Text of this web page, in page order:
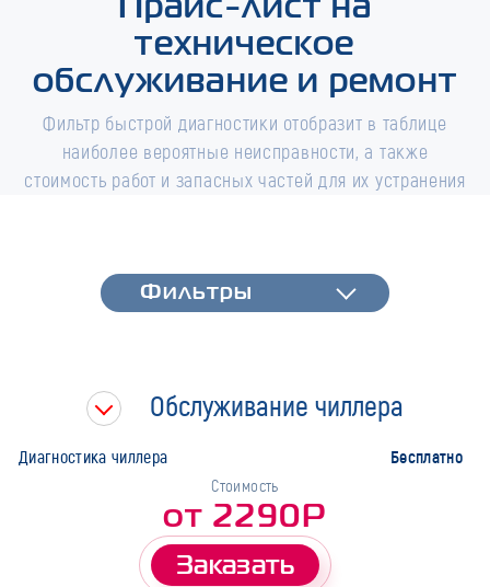
техническое
обслуживание и ремонт
Фильтр быстрой диагностики отобразит в таблице
наиболее вероятные неисправности, а также
стоимость работ и запасных частей для их устранения
Фильтры
Марка
Фильтры
Обслуживание чиллера
Диагностика чиллера Бесплатно
Стоимость
от 2290Р
Заказать